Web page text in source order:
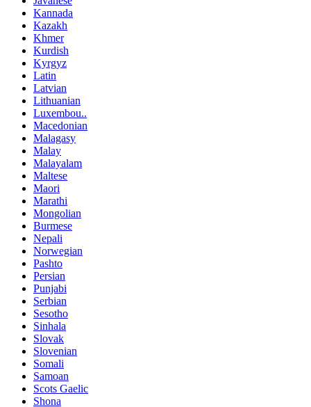
Kannada
Kazakh
Khmer
Kurdish
Kyrgyz
Latin
Latvian
Lithuanian
Luxembou..
Macedonian
Malagasy
Malay
Malayalam
Maltese
Maori
Marathi
Mongolian
Burmese
Nepali
Norwegian
Pashto
Persian
Punjabi
Serbian
Sesotho
Sinhala
Slovak
Slovenian
Somali
Samoan
Scots Gaelic
Shona